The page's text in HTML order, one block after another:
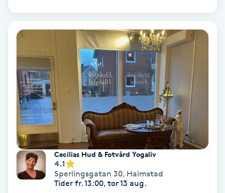
Naglar reparation
Naprapati
Navelpiercing
NBE-massage
Ny frisyr
Cecilias Hud & Fotvård Yogaliv
4.1
Sperlingsgatan 30, Halmstad
Tider fr. 13:00, tor 13 aug.